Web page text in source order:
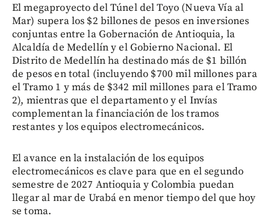
El megaproyecto del Túnel del Toyo (Nueva Vía al
Mar) supera los $2 billones de pesos en inversiones
conjuntas entre la Gobernación de Antioquia, la
Alcaldía de Medellín y el Gobierno Nacional. El
Distrito de Medellín ha destinado más de $1 billón
de pesos en total (incluyendo $700 mil millones para
el Tramo 1 y más de $342 mil millones para el Tramo
2), mientras que el departamento y el Invías
complementan la financiación de los tramos
restantes y los equipos electromecánicos.
El avance en la instalación de los equipos
electromecánicos es clave para que en el segundo
semestre de 2027 Antioquia y Colombia puedan
llegar al mar de Urabá en menor tiempo del que hoy
se toma.